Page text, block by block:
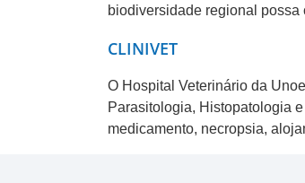
biodiversidade regional
CLINIVET
O Hospital Veterinário da
Parasitologia, Histopatologia
medicamento, necropsia,